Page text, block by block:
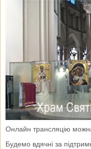
Онлайн трансляцію
Будемо вдячні за